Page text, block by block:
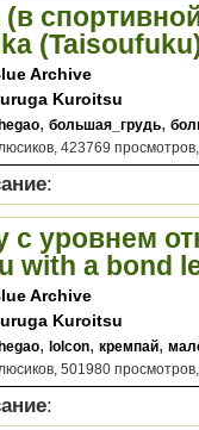
Archive
Kuroitsu
, большая_грудь,
423769
:
с уровнем
with a bond
Archive
Kuroitsu
, lolcon, кремпай,
501980
: